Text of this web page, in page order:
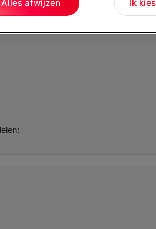
Top 3 merken
Ik
Alles afwijzen